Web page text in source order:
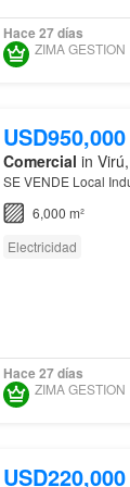
Hace 27 días
USD950,000
Comercial in
SE VENDE Local
6,000 m²
Electricidad
Hace 27 días
USD220,000